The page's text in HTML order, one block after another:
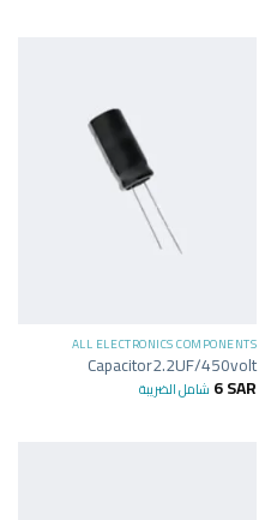
ALL ELECTRONICS COMPONENTS
Capacitor2.2UF/450volt
6SAR شامل الضريبة